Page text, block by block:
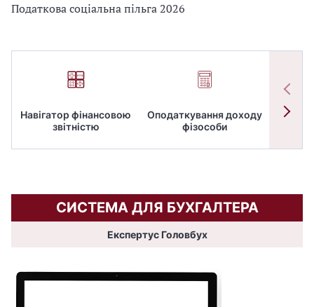
Податкова соціальна пільга 2026
Навігатор фінансовою
звітністю
Оподаткування доходу
фізособи
СИСТЕМА ДЛЯ БУХГАЛТЕРА
Експертус Головбух